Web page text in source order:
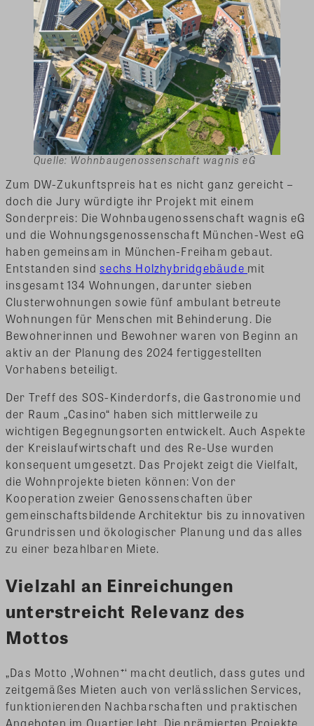
Quelle: Wohnbaugenossenschaft wagnis eG
Zum DW-Zukunftspreis hat es nicht ganz gereicht –
doch die Jury würdigte ihr Projekt mit einem
Sonderpreis: Die Wohnbaugenossenschaft wagnis eG
und die Wohnungsgenossenschaft München-West eG
haben gemeinsam in München-Freiham gebaut.
Entstanden sindsechs Holzhybridgebäude mit
insgesamt 134 Wohnungen, darunter sieben
Clusterwohnungen sowie fünf ambulant betreute
Wohnungen für Menschen mit Behinderung. Die
Bewohnerinnen und Bewohner waren von Beginn an
aktiv an der Planung des 2024 fertiggestellten
Vorhabens beteiligt.
Der Treff des SOS-Kinderdorfs, die Gastronomie und
der Raum „Casino“ haben sich mittlerweile zu
wichtigen Begegnungsorten entwickelt. Auch Aspekte
der Kreislaufwirtschaft und des Re-Use wurden
konsequent umgesetzt. Das Projekt zeigt die Vielfalt,
die Wohnprojekte bieten können: Von der
Kooperation zweier Genossenschaften über
gemeinschaftsbildende Architektur bis zu innovativen
Grundrissen und ökologischer Planung und das alles
zu einer bezahlbaren Miete.
Vielzahl an Einreichungen
unterstreicht Relevanz des
Mottos
„Das Motto ‚Wohnen⁺‘ macht deutlich, dass gutes und
zeitgemäßes Mieten auch von verlässlichen Services,
funktionierenden Nachbarschaften und praktischen
Angeboten im Quartier lebt. Die prämierten Projekte